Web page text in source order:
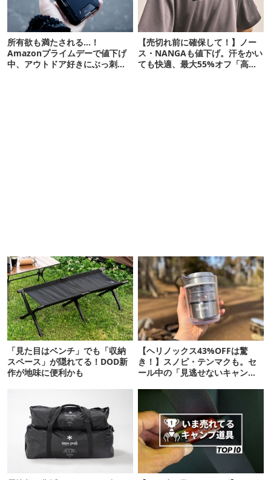
所有欲も満たされる…！
Amazonプライムデーで値下げ
中、アウトドア好きにぶっ刺さ
【売切れ前に確保して！】ノー
ス・NANGAも値下げ。汗をかい
ても快適、最大55%オフ「高機
「見た目はベンチ」でも「収納
スペース」が隠れてる！DOD新
作が地味に便利かも
【ヘリノックス43%OFFは驚
き！】スノピ・テンマクも。セ
ール中の「見逃せないキャンプ